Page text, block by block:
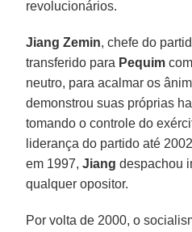
revolucionários.
Jiang Zemin, chefe do
transferido para Pequim
neutro, para acalmar os
demonstrou suas próprias
tomando o controle do
liderança do partido até
em 1997,Jiang despachou
qualquer opositor.
Por volta de 2000, o